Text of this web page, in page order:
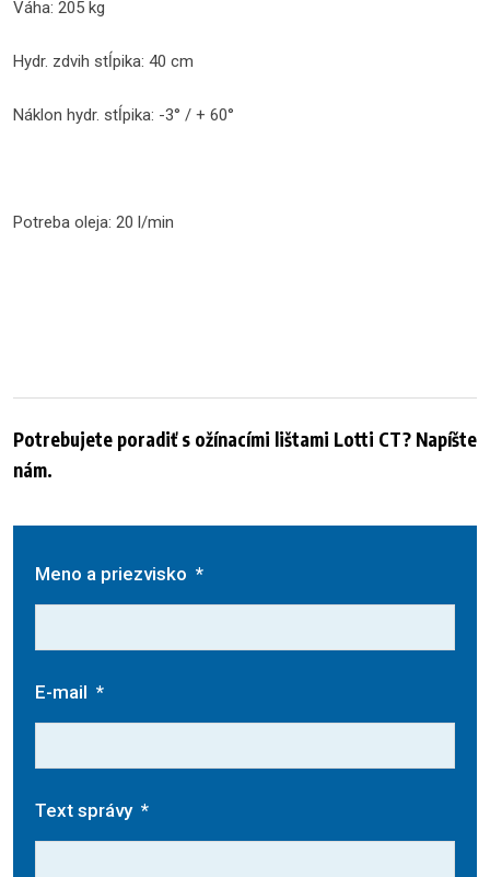
Váha: 205 kg
Hydr. zdvih stĺpika: 40 cm
Náklon hydr. stĺpika: -3° / + 60°
Potreba oleja: 20 l/min
Potrebujete poradiť s ožínacími lištami Lotti CT? Napíšte
nám.
Meno a priezvisko *
E-mail *
Text správy *